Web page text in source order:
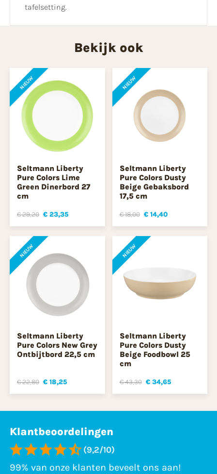
tafelsetting.
Bekijk ook
NIEUW
Seltmann Liberty
Pure Colors Lime
Green Dinerbord 27
cm
€ 29,20 € 23,35
NIEUW
Seltmann Liberty
Pure Colors Dusty
Beige Gebaksbord
17,5 cm
€ 18,00 € 14,40
NIEUW
Seltmann Liberty
Pure Colors New Grey
Ontbijtbord 22,5 cm
€ 22,80 € 18,25
NIEUW
Seltmann Liberty
Pure Colors Dusty
Beige Foodbowl 25
cm
€ 43,30 € 34,65
Klantbeoordelingen
(9,2/10)
99% van onze klanten beveelt ons aan!